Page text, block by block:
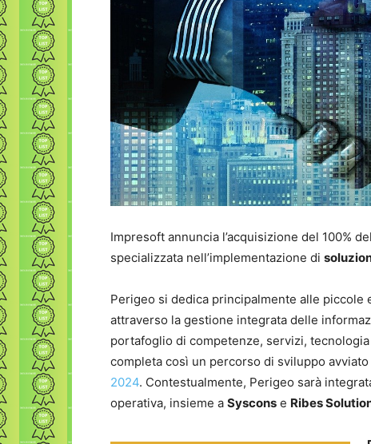
Impresoft annuncia l’acquisizione del 100%
specializzata nell’implementazione di
Perigeo si dedica principalmente alle
attraverso la gestione integrata delle
portafoglio di competenze, servizi,
completa così un percorso di sviluppo
2024. Contestualmente, Perigeo sarà
operativa, insieme a Syscons e Ribes